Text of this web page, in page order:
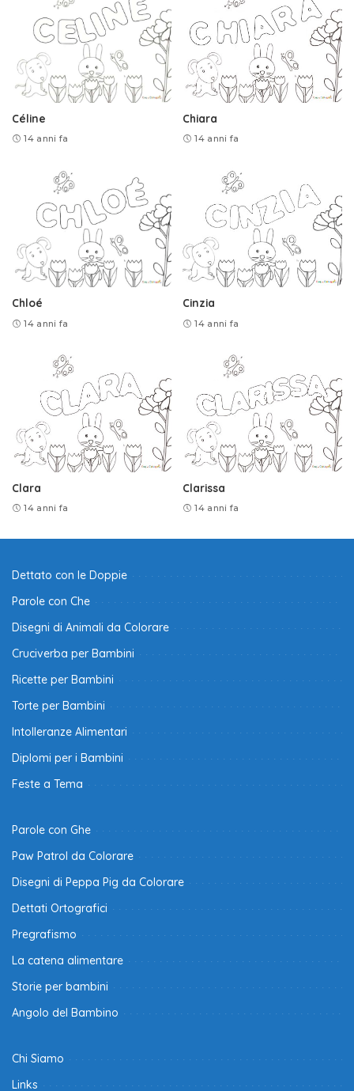
Céline
14 anni fa
Chiara
14 anni fa
Chloé
14 anni fa
Cinzia
14 anni fa
Clara
14 anni fa
Clarissa
14 anni fa
Dettato con le Doppie
Parole con Che
Disegni di Animali da Colorare
Cruciverba per Bambini
Ricette per Bambini
Torte per Bambini
Intolleranze Alimentari
Diplomi per i Bambini
Feste a Tema
Parole con Ghe
Paw Patrol da Colorare
Disegni di Peppa Pig da Colorare
Dettati Ortografici
Pregrafismo
La catena alimentare
Storie per bambini
Angolo del Bambino
Chi Siamo
Links